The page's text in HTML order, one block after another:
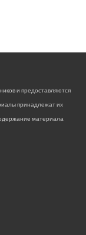
и предоставляются
принадлежат их
материала